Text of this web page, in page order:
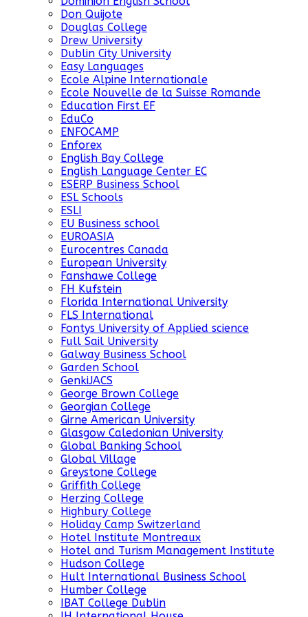
Don Quijote
Douglas College
Drew University
Dublin City University
Easy Languages
Ecole Alpine Internationale
Ecole Nouvelle de la Suisse Romande
Education First EF
EduCo
ENFOCAMP
Enforex
English Bay College
English Language Center EC
ESERP Business School
ESL Schools
ESLI
EU Business school
EUROASIA
Eurocentres Canada
European University
Fanshawe College
FH Kufstein
Florida International University
FLS International
Fontys University of Applied science
Full Sail University
Galway Business School
Garden School
GenkiJACS
George Brown College
Georgian College
Girne American University
Glasgow Caledonian University
Global Banking School
Global Village
Greystone College
Griffith College
Herzing College
Highbury College
Holiday Camp Switzerland
Hotel Institute Montreaux
Hotel and Turism Management Institute
Hudson College
Hult International Business School
Humber College
IBAT College Dublin